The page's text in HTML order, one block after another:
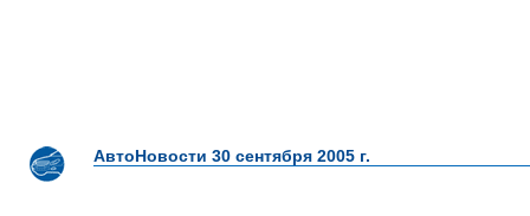
АвтоНовости 30 сентября 2005 г.